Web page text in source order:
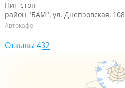
Пит-стоп
район "БАМ", ул. Днепровская, 108
Автокафе
Отзывы 432